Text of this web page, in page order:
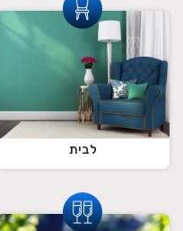
לבית